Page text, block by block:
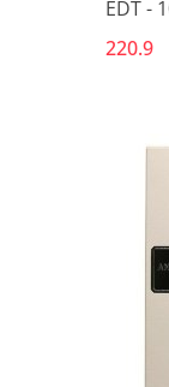
EDT -
220.9